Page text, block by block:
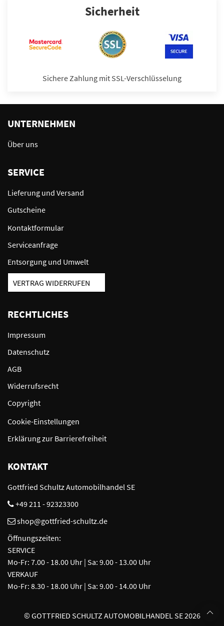
Sicherheit
Sichere Zahlung mit SSL-Verschlüsselung
UNTERNEHMEN
Über uns
SERVICE
Lieferung und Versand
Gutscheine
Kontaktformular
Serviceanfrage
Entsorgung und Umwelt
VERTRAG WIDERRUFEN
RECHTLICHES
Impressum
Datenschutz
AGB
Widerrufsrecht
Copyright
Cookie-Einstellungen
Erklärung zur Barrierefreiheit
KONTAKT
Gottfried Schultz Automobilhandel SE
+49 211 - 92323300
shop@gottfried-schultz.de
Öffnungszeiten:
SERVICE
Mo-Fr: 7.00 - 18.00 Uhr | Sa: 9.00 - 13.00 Uhr
VERKAUF
Mo-Fr: 8.30 - 18.00 Uhr | Sa: 9.00 - 14.00 Uhr
©GOTTFRIED SCHULTZ AUTOMOBILHANDEL SE 2026